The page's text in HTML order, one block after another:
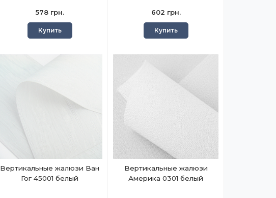
578 грн.
Купить
602 грн.
Купить
Вертикальные жалюзи Ван
Гог 45001 белый
Вертикальные жалюзи
Америка 0301 белый